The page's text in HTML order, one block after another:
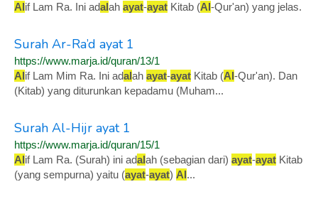
Alif Lam Ra. Ini adalah ayat-ayat Kitab (Al-Qur'an) yang jelas.
Surah Ar-Ra’d ayat 1
https://www.marja.id/quran/13/1
Alif Lam Mim Ra. Ini adalah ayat-ayat Kitab (Al-Qur'an). Dan
(Kitab) yang diturunkan kepadamu (Muham...
Surah Al-Hijr ayat 1
https://www.marja.id/quran/15/1
Alif Lam Ra. (Surah) ini adalah (sebagian dari) ayat-ayat Kitab
(yang sempurna) yaitu (ayat-ayat) Al...